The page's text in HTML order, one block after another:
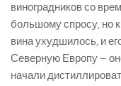
виноградников со
большому спросу, но
вина ухудшилось, и
Северную Европу –
начали